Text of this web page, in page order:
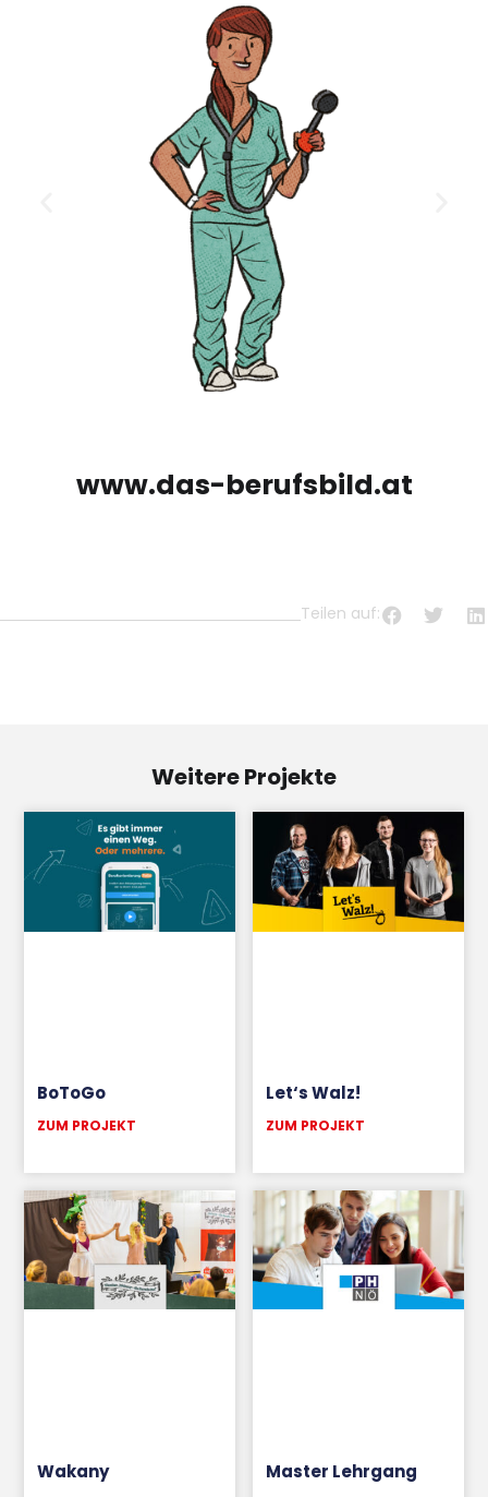
www.das-berufsbild.at
Teilen auf:
Weitere Projekte
BoToGo
ZUM PROJEKT
Let‘s Walz!
ZUM PROJEKT
Wakany Master Lehrgang